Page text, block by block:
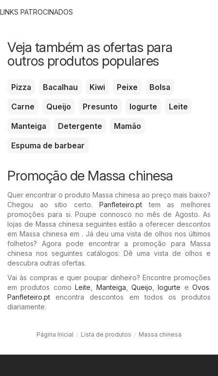
LINKS PATROCINADOS
Veja também as ofertas para
outros produtos populares
Pizza Bacalhau Kiwi Peixe
Bolsa
Carne
Queijo Presunto Iogurte
Leite
Manteiga
Detergente
Mamão
Espuma de barbear
Promoção de Massa chinesa
Quer encontrar o produto Massa chinesa ao preço mais baixo?
Chegou ao sítio certo. Panfleteiro.pttem as melhores
promoções para si. Poupe connosco no mês de Agosto. As
lojas de Massa chinesa seguintes estão a oferecer descontos
em Massa chinesa em . Já deu uma vista de olhos nos últimos
folhetos? Agora pode encontrar a promoção para Massa
chinesa nos seguintes catálogos: Dê uma vista de olhos e
descubra outras ofertas.
Vai às compras e quer poupar dinheiro? Encontre promoções
em produtos comoLeite Manteiga Queijo ,Iogurte e Ovos.
Panfleteiro.pt encontra descontos em todos os produtos
diariamente.
Página Inicial Lista de produtos Massa chinesa